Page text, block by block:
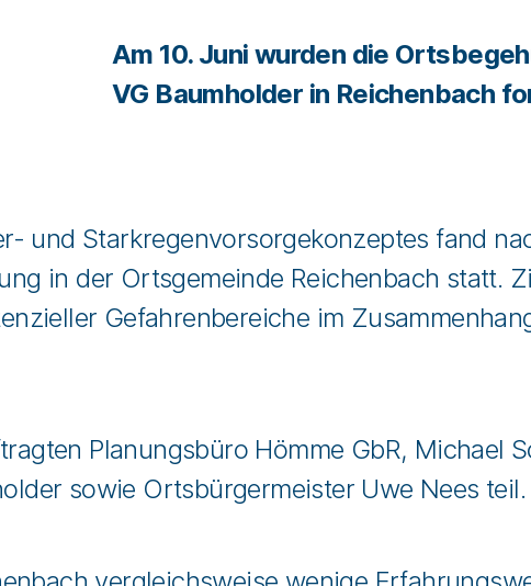
Am 10. Juni wurden die
VG Baumholder in Reichenbach
und Starkregenvorsorgekonzeptes fand
in der Ortsgemeinde Reichenbach statt.
Gefahrenbereiche im
Planungsbüro Hömme GbR, Michael
sowie Ortsbürgermeister Uwe Nees teil.